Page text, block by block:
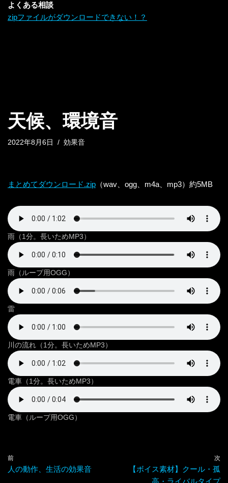
よくある相談
zipファイルがダウンロードできない！？
天候、環境音
2022年8月6日 効果音
まとめてダウンロード.zip （wav、ogg、m4a、mp3）約5MB
雨（1分。長いためMP3）
雨（ループ用OGG）
雷
川の流れ（1分。長いためMP3）
電車（1分。長いためMP3）
電車（ループ用OGG）
前
人の動作、生活の効果音
次
【ボイス素材】クール・孤